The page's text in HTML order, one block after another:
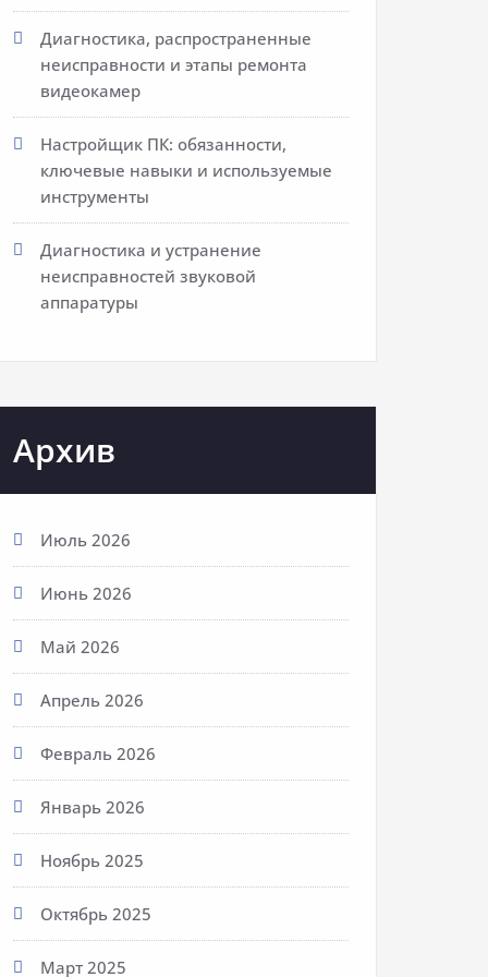
Диагностика, распространенные
неисправности и этапы ремонта
видеокамер
Настройщик ПК: обязанности,
ключевые навыки и используемые
инструменты
Диагностика и устранение
неисправностей звуковой
аппаратуры
Архив
Июль 2026
Июнь 2026
Май 2026
Апрель 2026
Февраль 2026
Январь 2026
Ноябрь 2025
Октябрь 2025
Март 2025